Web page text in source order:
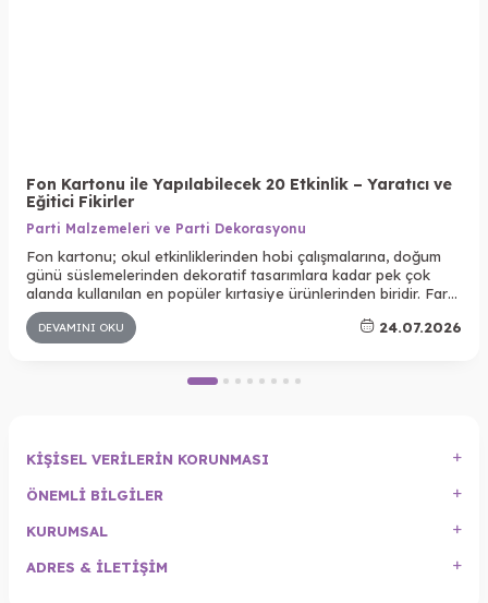
Fon Kartonu ile Yapılabilecek 20 Etkinlik – Yaratıcı ve
Eğitici Fikirler
Parti Malzemeleri ve Parti Dekorasyonu
Fon kartonu; okul etkinliklerinden hobi çalışmalarına, doğum
günü süslemelerinden dekoratif tasarımlara kadar pek çok
alanda kullanılan en popüler kırtasiye ürünlerinden biridir. Farklı
renk seçenekleri, kolay kesilebilmesi ve dayanıklı yapısı
sayesinde hem çocuklar hem de yetişkinler için yaratıcı
projelerin vazgeçilmez malzemelerinden biridir.
DEVAMINI OKU 24.07.2026
KIŞISEL VERILERIN KORUNMASI
ÖNEMLI BILGILER
KURUMSAL
ADRES & İLETIŞIM